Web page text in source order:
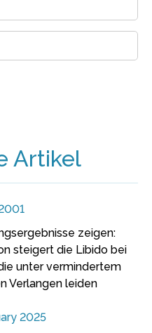
Artikel
zeigen:
steigert die Libido bei
unter vermindertem
Verlangen leiden
2025